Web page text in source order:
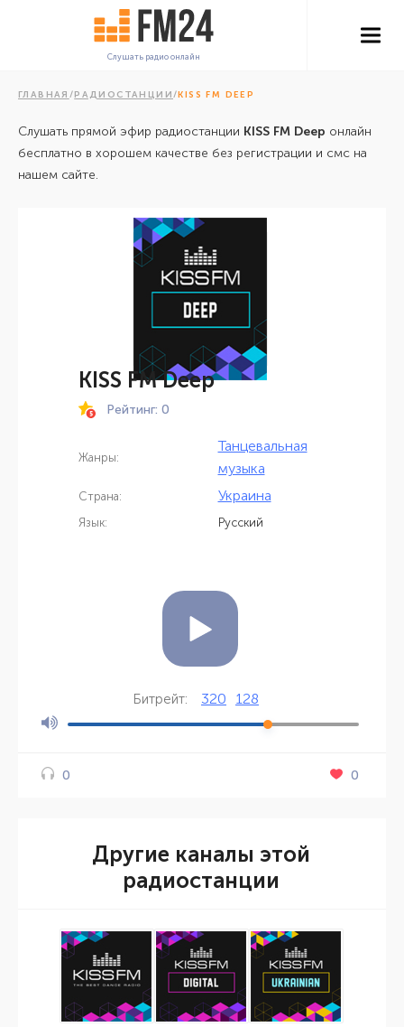
Слушать радио онлайн
ГЛАВНАЯ /РАДИОСТАНЦИИ/KISS FM DEEP
Слушать прямой эфир радиостанции KISS FM Deep онлайн
бесплатно в хорошем качестве без регистрации и смс на
нашем сайте.
KISS FM Deep
Рейтинг: 0
Жанры:
Танцевальная
музыка
Страна: Украина
Язык: Русский
Битрейт: 320 128
0 0
Другие каналы этой
радиостанции